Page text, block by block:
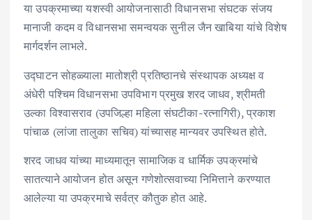
या उपक्रमाच्या यशस्वी आयोजनासाठी विधानसभा संघटक संजय
मानाजी कदम व विधानसभा समन्वयक सुनील जैन खाबिया यांचे विशेष
मार्गदर्शन लाभले.
उद्घाटन सोहळ्याला मातोश्री प्रतिष्ठानचे संस्थापक अध्यक्ष व
अंधेरी पश्चिम विधानसभा उपविभाग प्रमुख शरद जाधव, श्रीमती
उल्का विश्वासराव (उपजिल्हा महिला संघटीका-रत्नागिरी), प्रकाश
पांचाळ (लांजा तालुका सचिव) यांच्यासह मान्यवर उपस्थित होते.
शरद जाधव यांच्या माध्यमातून सामाजिक व धार्मिक उपक्रमांचे
सातत्याने आयोजन होत असून गणेशोत्सवाच्या निमित्ताने करण्यात
आलेल्या या उपक्रमाचे सर्वत्र कौतुक होत आहे.